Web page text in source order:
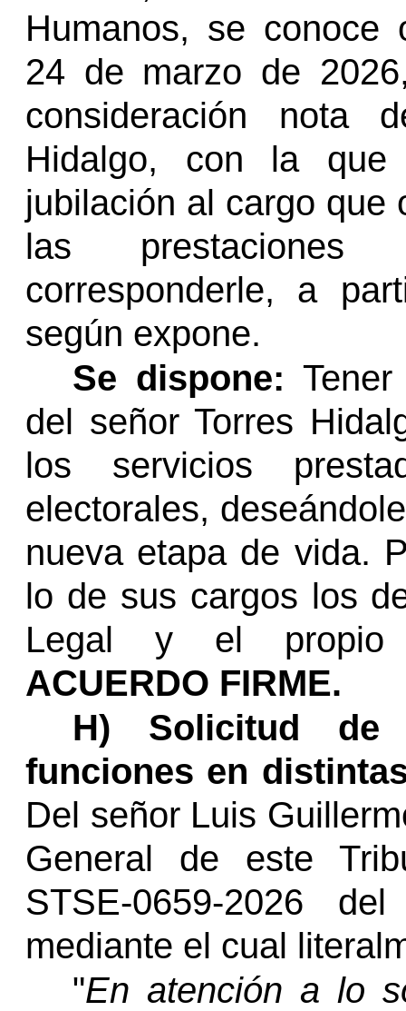
Humanos, se
24 de marzo de
consideración nota
Hidalgo, con la que
jubilación al cargo que
las prestaciones
corresponderle, a
según expone.
Se dispone:
del señor Torres
los servicios
electorales,
nueva etapa de vida.
lo de sus cargos los
Legal y el propio
ACUERDO FIRME.
H) Solicitud
funciones en
Del señor Luis
General de este
STSE-0659-2026
mediante el cual
"En atención a lo